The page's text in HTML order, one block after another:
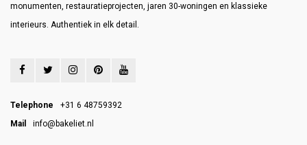
monumenten, restauratieprojecten, jaren 30-woningen en klassieke
interieurs. Authentiek in elk detail.
Telephone
+31 6 48759392
Mail
info@bakeliet.nl